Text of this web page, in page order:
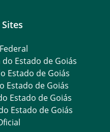
Estado de Goiás
Estado de Goiás
Estado de Goiás
Estado de Goiás
Estado de Goiás